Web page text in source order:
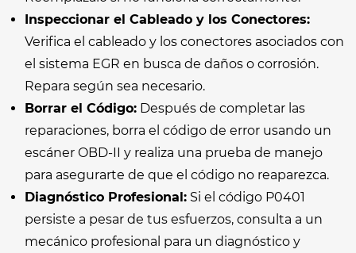
Inspeccionar el Cableado y los Conectores:
Verifica el cableado y los conectores asociados con
el sistema EGR en busca de daños o corrosión.
Repara según sea necesario.
Borrar el Código: Después de completar las
reparaciones, borra el código de error usando un
escáner OBD-II y realiza una prueba de manejo
para asegurarte de que el código no reaparezca.
Diagnóstico Profesional: Si el código P0401
persiste a pesar de tus esfuerzos, consulta a un
mecánico profesional para un diagnóstico y